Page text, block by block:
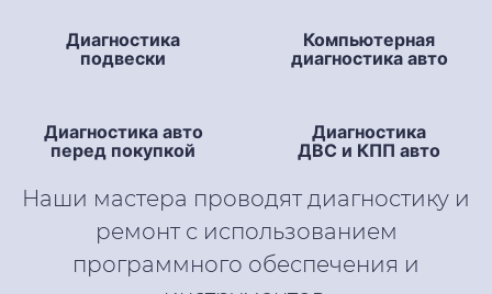
Диагностика
подвески
Компьютерная
диагностика авто
Диагностика авто
перед покупкой
Диагностика
ДВС и КПП авто
Наши мастера проводят диагностику и
ремонт с использованием
программного обеспечения и